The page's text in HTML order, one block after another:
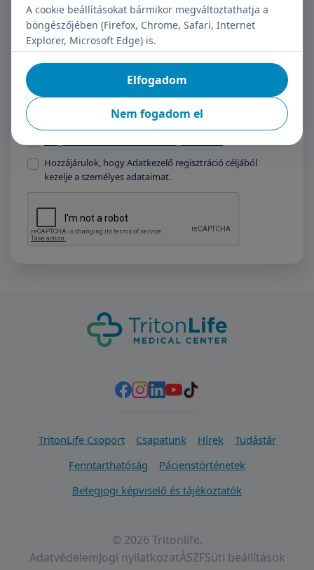
Név
E-mail cím
Feliratkozás
Hozzájárulok, hogy Adatkezelő regisztráció céljából
kezelje a személyes adataimat.
TritonLife Csoport Csapatunk Hírek
Tudástár
Fenntarthatóság
Pácienstörténetek
Betegjogi képviselő és tájékoztatók
© 2026 Tritonlife.
AdatvédelemJogi nyilatkozatÁSZFSüti beállítások
A cookie beállításokat bármikor megváltoztathatja a
böngészőjében (Firefox, Chrome, Safari, Internet
Explorer, Microsoft Edge) is.
Nem fogadom el
Elfogadom